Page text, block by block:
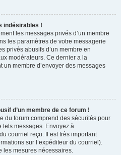
indésirables !
les messages privés d’un membre
les paramètres de votre messagerie
privés abusifs d’un membre en
modérateurs. Ce dernier a la
un membre d’envoyer des messages
d’un membre de ce forum !
du forum comprend des sécurités pour
messages. Envoyez à
courriel reçu. Il est très important
sur l’expéditeur du courriel).
les mesures nécessaires.